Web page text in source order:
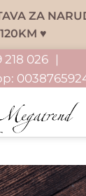
ZA
120KM ♥
218 026 |